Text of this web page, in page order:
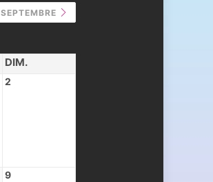
SEPTEMBRE
DIM.
2
9